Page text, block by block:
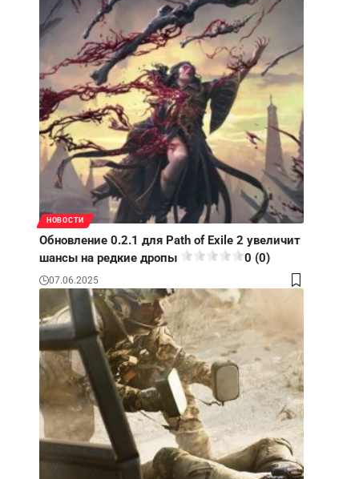
НОВОСТИ
Обновление 0.2.1 для Path of Exile 2 увеличит
шансы на редкие дропы
0 (0)
07.06.2025